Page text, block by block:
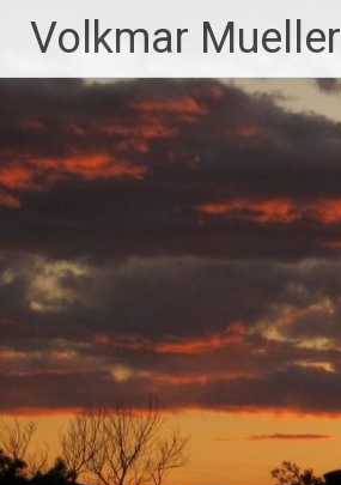
Inhalt
springen
Volkmar Mueller